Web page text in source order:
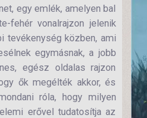
egy emlék, amelyen bal
fehér vonalrajzon jelenik
tevékenység közben, ami
egymásnak, a jobb
egész oldalas rajzon
ők megélték akkor, és
róla, hogy milyen
erővel tudatosítja az